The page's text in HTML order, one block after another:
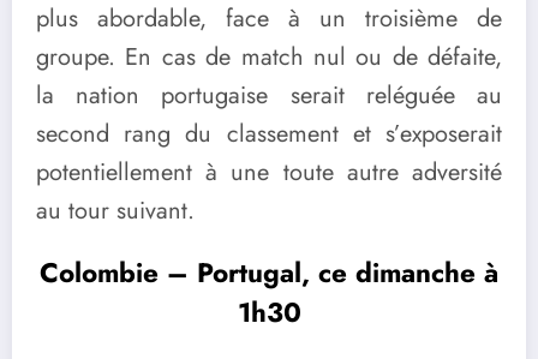
plus abordable, face à un troisième de
groupe. En cas de match nul ou de défaite,
la nation portugaise serait reléguée au
second rang du classement et s’exposerait
potentiellement à une toute autre adversité
au tour suivant.
Colombie – Portugal, ce dimanche à
1h30